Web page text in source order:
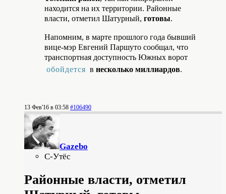
находится на их территории. Районные
власти, отметил Шатурный, готовы.
Напомним, в марте прошлого года бывший
вице-мэр Евгений Паршуто сообщал, что
транспортная доступность Южных ворот
обойдется в несколько миллиардов.
13 Фев'16 в 03:58 #106490
Gazebo
С-Утёс
Районные власти, отметил